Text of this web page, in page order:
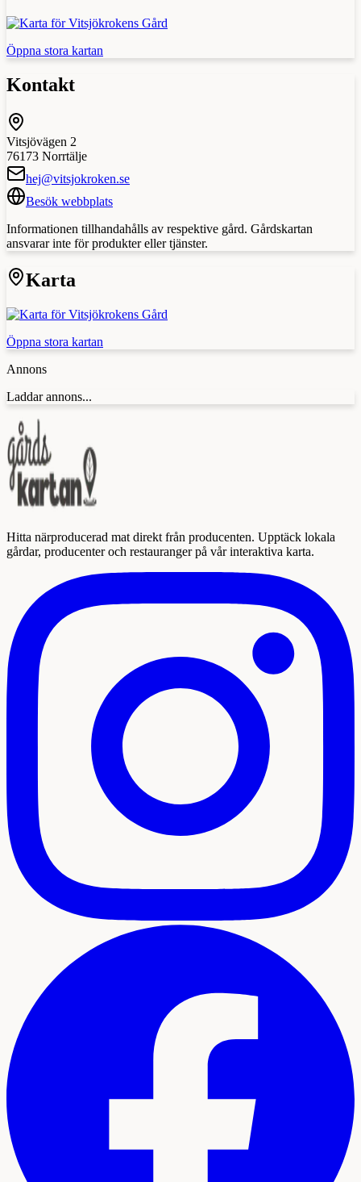
Öppna stora kartan
Kontakt
Vitsjövägen 2
76173 Norrtälje
hej@vitsjokroken.se
Besök webbplats
Informationen tillhandahålls av respektive gård. Gårdskartan
ansvarar inte för produkter eller tjänster.
Karta
Öppna stora kartan
Annons
Laddar annons...
Hitta närproducerad mat direkt från producenten. Upptäck lokala
gårdar, producenter och restauranger på vår interaktiva karta.